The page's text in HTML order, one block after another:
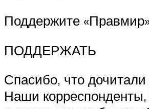
Поддержите
ПОДДЕРЖАТЬ
Спасибо, что дочитали
Наши